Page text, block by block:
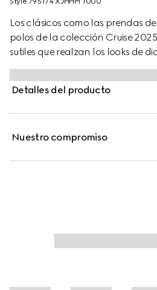
Los clásicos como las prendas
polos de la colección Cruise
sutiles que realzan los looks de
estándar está confeccionado
elástico y se realza con un
contraste.
Detalles del producto
Nuestro compromiso